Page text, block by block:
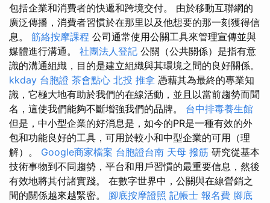
包括企業和消費者的快遞和跨境交付。 由於移動互聯網的
廣泛傳播，消費者習慣於在那里以及他想要的那一刻獲得信
息。 筋絡按摩課程 公司通常使用公關工具來管理宣傳並與
媒體進行溝通。 社團法人登記 公關（公共關係）是指有意
識的溝通組織，目的是建立組織與其環境之間的良好關係。
kkday 台胞證 茶會點心 北投 推拿 憑藉其為最終的專業知
識，它極大地有助於我們的在線活動，並且以當前趨勢而聞
名，這使我們能夠不斷增強我們的品牌。 台中排毒養生館
但是，中小型企業的好消息是，如今的PR是一種有效的外
包和功能良好的工具，可用於較小和中型企業的可用（理
解）。 Google商家檔案 台胞證台南 天母 撥筋 研究從基本
技術事物到不同趨勢，平台和用戶習慣的最重要信息，然後
有效地將其付諸實踐。 在數字世界中，公關與在線營銷之
間的關係越來越緊密。 腳底按摩證照 記帳士 報名費 腳底